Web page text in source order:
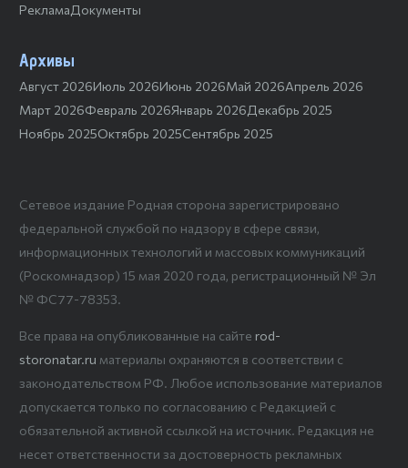
РекламаДокументы
Архивы
Август 2026Июль 2026Июнь 2026Май 2026Апрель 2026
Март 2026Февраль 2026Январь 2026Декабрь 2025
Ноябрь 2025Октябрь 2025Сентябрь 2025
Сетевое издание Родная сторона зарегистрировано
федеральной службой по надзору в сфере связи,
информационных технологий и массовых коммуникаций
(Роскомнадзор) 15 мая 2020 года, регистрационный № Эл
№ ФС77-78353.
Все права на опубликованные на сайте rod-
storonatar.ru материалы охраняются в соответствии с
законодательством РФ. Любое использование материалов
допускается только по согласованию с Редакцией с
обязательной активной ссылкой на источник. Редакция не
несет ответственности за достоверность рекламных